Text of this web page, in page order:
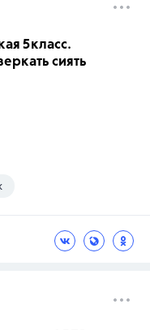
5класс.
сиять